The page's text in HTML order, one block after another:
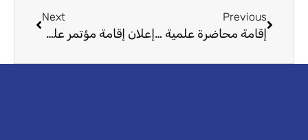
Previous
إقامة محاضرة علمية بعنوان: #رصد_تجربة_المصارف_الإسلامية:
Next
إعلان إقامة مؤتمر علمي